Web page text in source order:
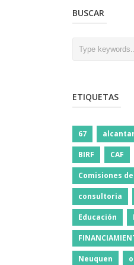
BUSCAR
ETIQUETAS
67
BIRF CAF
Comisiones
consultoria
Educación
Neuquen